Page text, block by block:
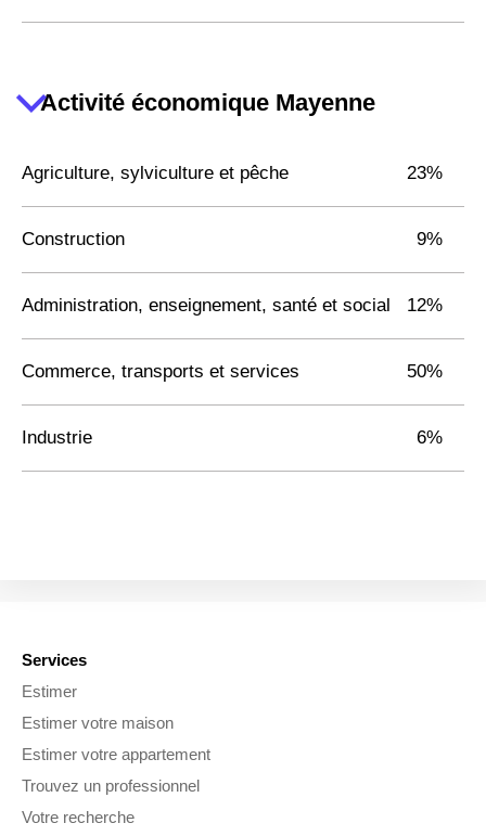
Activité économique Mayenne
Agriculture, sylviculture et pêche 23%
Construction 9%
Administration, enseignement, santé et social 12%
Commerce, transports et services 50%
Industrie 6%
Services
Estimer
Estimer votre maison
Estimer votre appartement
Trouvez un professionnel
Votre recherche